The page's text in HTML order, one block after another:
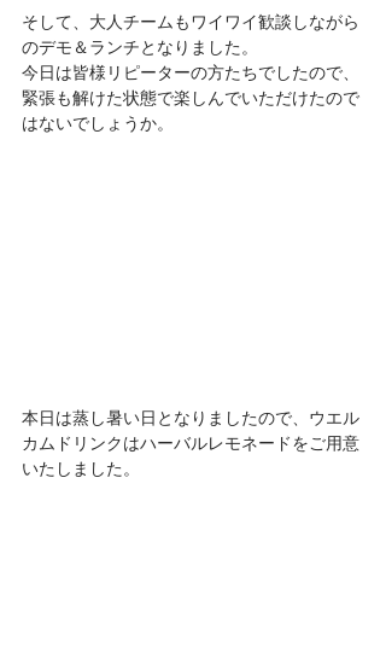
そして、大人チームもワイワイ歓談しながら
のデモ＆ランチとなりました。
今日は皆様リピーターの方たちでしたので、
緊張も解けた状態で楽しんでいただけたので
はないでしょうか。
本日は蒸し暑い日となりましたので、ウエル
カムドリンクはハーバルレモネードをご用意
いたしました。